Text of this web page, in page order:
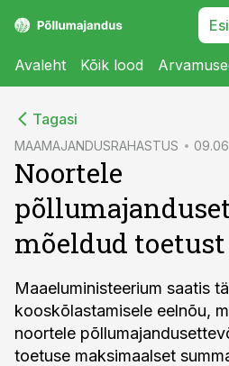
Avaleht Kõik lood
Tagasi
MAAMAJANDUSRAHASTUS
Noortele
mõeldud
Maaeluministeerium saatis
kooskõlastamisele eelnõu,
noortele
toetuse maksimaalset